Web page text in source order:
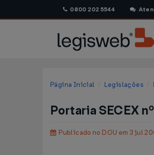
0800 202 5544
Página Inicial Legislações
Portaria SECEX
Publicado no DOU em 3 jul